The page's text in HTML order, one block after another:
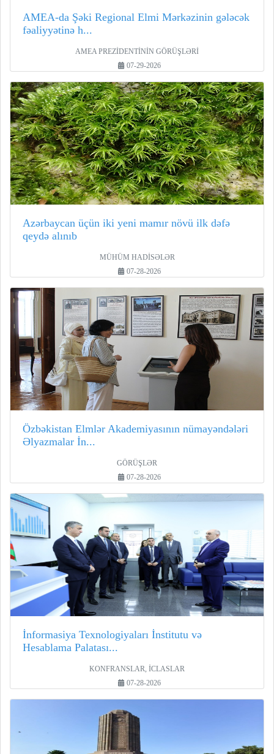
AMEA-da Şəki Regional Elmi Mərkəzinin gələcək
fəaliyyətinə h...
AMEA PREZİDENTİNİN GÖRÜŞLƏRİ
07-29-2026
Azərbaycan üçün iki yeni mamır növü ilk dəfə
qeydə alınıb
MÜHÜM HADİSƏLƏR
07-28-2026
Özbəkistan Elmlər Akademiyasının nümayəndələri
Əlyazmalar İn...
GÖRÜŞLƏR
07-28-2026
İnformasiya Texnologiyaları İnstitutu və
Hesablama Palatası...
KONFRANSLAR, İCLASLAR
07-28-2026